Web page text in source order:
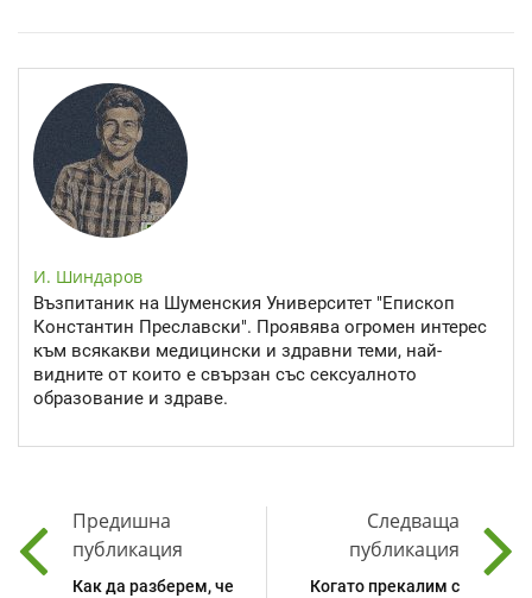
И. Шиндаров
Възпитаник на Шуменския Университет "Епископ
Константин Преславски". Проявява огромен интерес
към всякакви медицински и здравни теми, най-
видните от които е свързан със сексуалното
образование и здраве.
Предишна
публикация
Как да разберем, че
Следваща
публикация
Когато прекалим с